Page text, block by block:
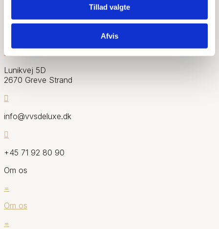
Tillad valgte
Afvis
VVSdeluxe.dk er en del af:

Lunikvej 5D
2670 Greve Strand

info@vvsdeluxe.dk

+45 71 92 80 90
Om os
=
Om os
=